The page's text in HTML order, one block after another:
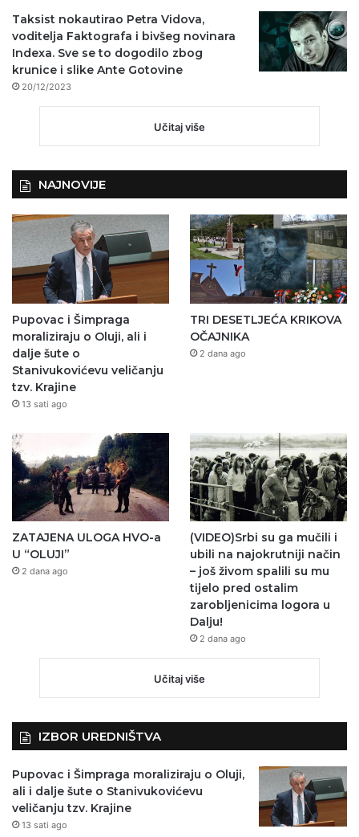
Taksist nokautirao Petra Vidova,
voditelja Faktografa i bivšeg novinara
Indexa. Sve se to dogodilo zbog
krunice i slike Ante Gotovine
20/12/2023
Učitaj više
NAJNOVIJE
Pupovac i Šimpraga
moraliziraju o Oluji, ali i
dalje šute o
Stanivukovićevu veličanju
tzv. Krajine
13 sati ago
TRI DESETLJEĆA KRIKOVA
OČAJNIKA
2 dana ago
ZATAJENA ULOGA HVO-a
U “OLUJI”
2 dana ago
(VIDEO)Srbi su ga mučili i
ubili na najokrutniji način
– još živom spalili su mu
tijelo pred ostalim
zarobljenicima logora u
Dalju!
2 dana ago
Učitaj više
IZBOR UREDNIŠTVA
Pupovac i Šimpraga moraliziraju o Oluji,
ali i dalje šute o Stanivukovićevu
veličanju tzv. Krajine
13 sati ago